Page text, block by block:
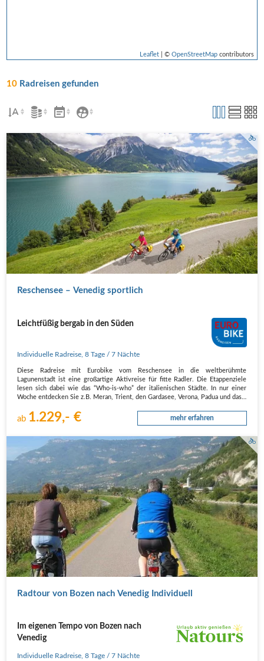
Leaflet| © OpenStreetMapcontributors
10 Radreisen gefunden
Panorama am Reschensee
Reschensee – Venedig sportlich
Leichtfüßig bergab in den Süden
Individuelle Radreise ,8 Tage / 7 Nächte
Diese Radreise mit Eurobike vom Reschensee in die weltberühmte
Lagunenstadt ist eine großartige Aktivreise für fitte Radler. Die Etappenziele
lesen sich dabei wie das “Who-is-who” der italienischen Städte. In nur einer
Woche entdecken Sie z.B. Meran, Trient, den Gardasee, Verona, Padua und das…
ab 1.229,- € mehr erfahren
Radtour von Bozen nach Venedig Individuell
Im eigenen Tempo von Bozen nach
Venedig
Individuelle Radreise ,8 Tage / 7 Nächte